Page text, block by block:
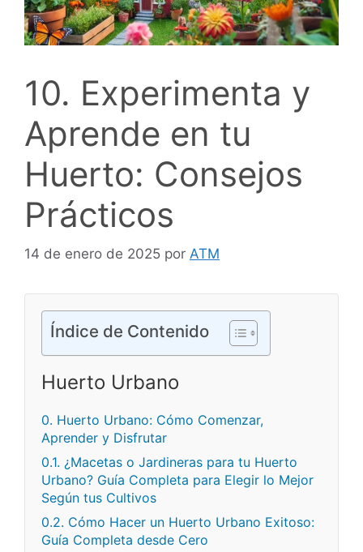
10. Experimenta y
Aprende en tu
Huerto: Consejos
Prácticos
14 de enero de 2025 por ATM
Índice de Contenido
Huerto Urbano
0. Huerto Urbano: Cómo Comenzar,
Aprender y Disfrutar
0.1. ¿Macetas o Jardineras para tu Huerto
Urbano? Guía Completa para Elegir lo Mejor
Según tus Cultivos
0.2. Cómo Hacer un Huerto Urbano Exitoso:
Guía Completa desde Cero